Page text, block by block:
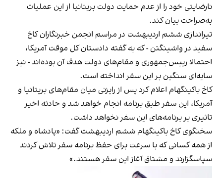
نارضایتی خود را از عدم حمایت دولت بریتانیا از این عملیات
به‌صراحت بیان کند.
تیراندازی ششم اردیبهشت در مراسم انجمن خبرنگاران کاخ
سفید در واشینگتن - که به گفته دادستان کل موقت آمریکا،
احتمالا رییس‌جمهوری و مقام‌های دولت هدف آن بوده‌اند - نیز
سایه‌ای سنگین بر این سفر انداخته است.
کاخ باکینگهام اعلام کرد پس از رایزنی میان مقام‌های بریتانیا و
آمریکا، این سفر طبق برنامه انجام خواهد شد و حادثه اخیر
تاثیری بر برنامه‌های این سفر نخواهد داشت.
سخنگوی کاخ باکینگهام ششم اردیبهشت گفت: «پادشاه و ملکه
از همه کسانی که با سرعت برای حفظ برنامه سفر تلاش کردند
سپاسگزارند و مشتاق آغاز این سفر هستند.»